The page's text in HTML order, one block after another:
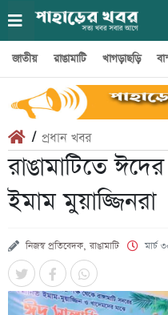
জাতীয় রাঙামাটি খাগড়াছড়ি
/ প্রধান খবর
রাঙামাটিতে
ইমাম মুয়াজ্জিনরা
নিজস্ব প্রতিবেদক, রাঙামাটি মার্চ